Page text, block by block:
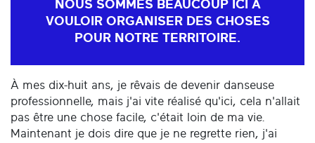
NOUS SOMMES BEAUCOUP ICI À
VOULOIR ORGANISER DES CHOSES
POUR NOTRE TERRITOIRE.
À mes dix-huit ans, je rêvais de devenir danseuse
professionnelle, mais j'ai vite réalisé qu'ici, cela n'allait
pas être une chose facile, c'était loin de ma vie.
Maintenant je dois dire que je ne regrette rien, j'ai